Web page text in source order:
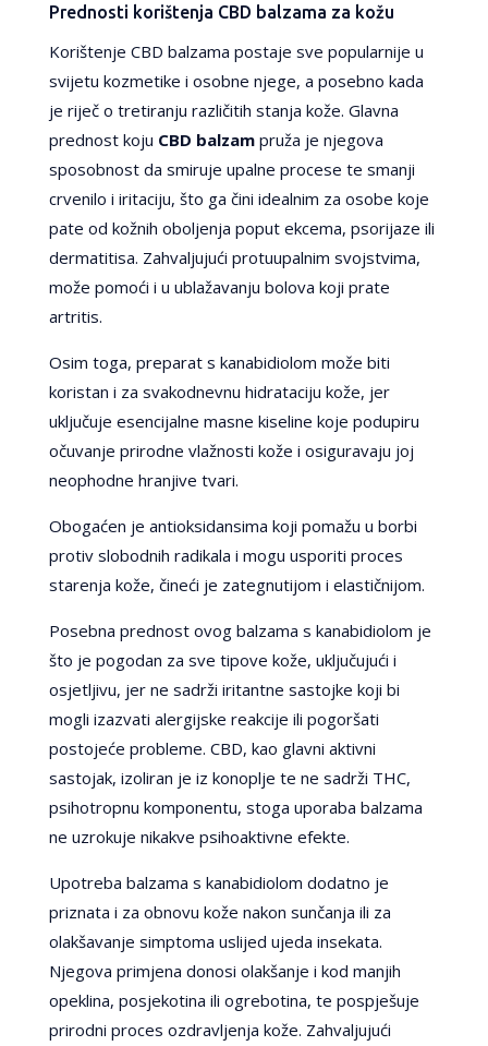
Prednosti korištenja CBD balzama za kožu
Korištenje CBD balzama postaje sve popularnije u
svijetu kozmetike i osobne njege, a posebno kada
je riječ o tretiranju različitih stanja kože. Glavna
prednost koju CBD balzampruža je njegova
sposobnost da smiruje upalne procese te smanji
crvenilo i iritaciju, što ga čini idealnim za osobe koje
pate od kožnih oboljenja poput ekcema, psorijaze ili
dermatitisa. Zahvaljujući protuupalnim svojstvima,
može pomoći i u ublažavanju bolova koji prate
artritis.
Osim toga, preparat s kanabidiolom može biti
koristan i za svakodnevnu hidrataciju kože, jer
uključuje esencijalne masne kiseline koje podupiru
očuvanje prirodne vlažnosti kože i osiguravaju joj
neophodne hranjive tvari.
Obogaćen je antioksidansima koji pomažu u borbi
protiv slobodnih radikala i mogu usporiti proces
starenja kože, čineći je zategnutijom i elastičnijom.
Posebna prednost ovog balzama s kanabidiolom je
što je pogodan za sve tipove kože, uključujući i
osjetljivu, jer ne sadrži iritantne sastojke koji bi
mogli izazvati alergijske reakcije ili pogoršati
postojeće probleme. CBD, kao glavni aktivni
sastojak, izoliran je iz konoplje te ne sadrži THC,
psihotropnu komponentu, stoga uporaba balzama
ne uzrokuje nikakve psihoaktivne efekte.
Upotreba balzama s kanabidiolom dodatno je
priznata i za obnovu kože nakon sunčanja ili za
olakšavanje simptoma uslijed ujeda insekata.
Njegova primjena donosi olakšanje i kod manjih
opeklina, posjekotina ili ogrebotina, te pospješuje
prirodni proces ozdravljenja kože. Zahvaljujući